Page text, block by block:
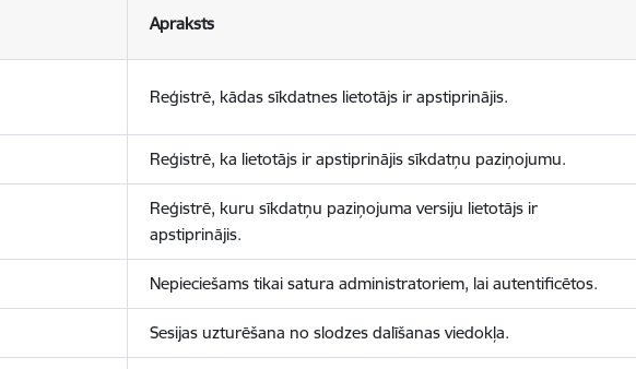
Apraksts
Reģistrē, kādas sīkdatnes lietotājs ir apstiprinājis.
Reģistrē, ka lietotājs ir apstiprinājis sīkdatņu paziņojumu.
Reģistrē, kuru sīkdatņu paziņojuma versiju lietotājs ir
apstiprinājis.
Nepieciešams tikai satura administratoriem, lai autentificētos.
Sesijas uzturēšana no slodzes dalīšanas viedokļa.